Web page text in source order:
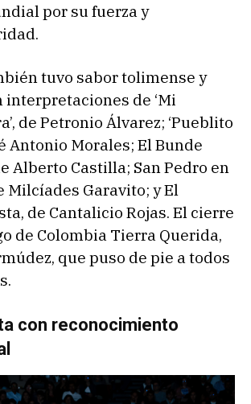
por su fuerza y
tuvo sabor tolimense y
interpretaciones de ‘Mi
de Petronio Álvarez; ‘Pueblito
Antonio Morales; El Bunde
Alberto Castilla; San Pedro en
Milcíades Garavito; y El
de Cantalicio Rojas. El cierre
de Colombia Tierra Querida,
que puso de pie a todos
con reconocimiento